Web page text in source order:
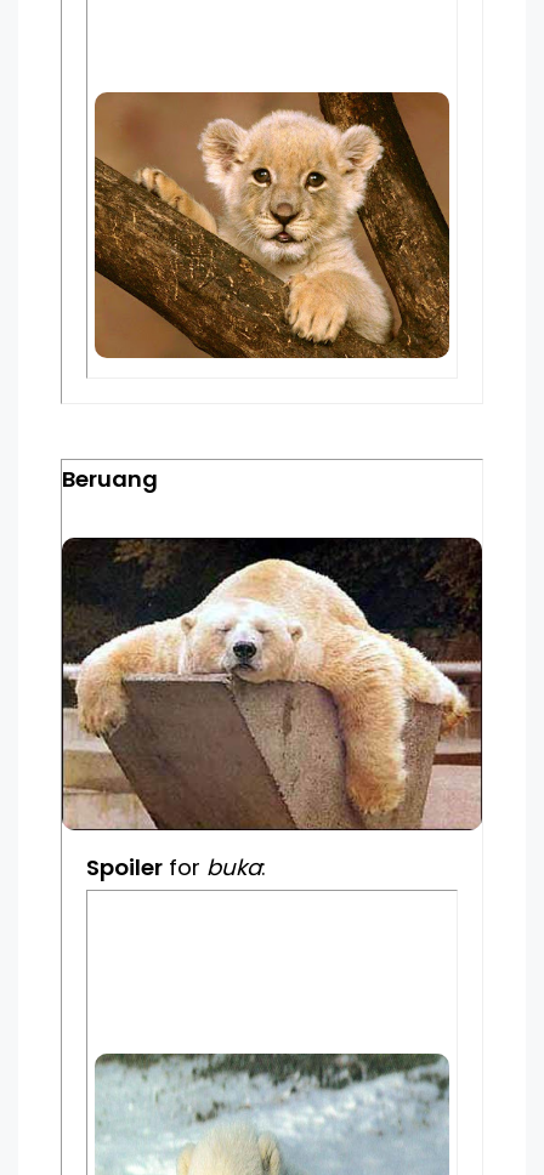
Beruang
Spoiler for buka: